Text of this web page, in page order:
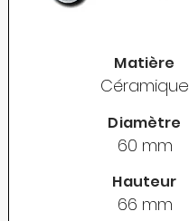
Matière
Céramique
Diamètre
60 mm
Hauteur
66 mm